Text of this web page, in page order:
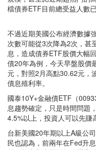
檔債券ETF目前總受益人數
不過近期美國公布經濟數據
次數可能從3次降為2次，甚
息，造成債券ETF股價大幅
債20年為例，今天早盤股價
元，對照2月高點30.62元，
債息殖利率。
國泰10Y+金融債ETF（
息趨勢確定，只是時間問題
4.5%以上，投資人可以先賺
台新美國20年期以上A級公
民也認為，前兩年在Fed升